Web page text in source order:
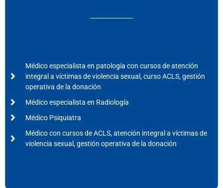
Médico especialista en patología con cursos de atención
integral a víctimas de violencia sexual, curso ACLS, gestión
operativa de la donación
Médico especialista en Radiología
Médico Psiquiatra
Médico con cursos de ACLS, atención integral a víctimas de
violencia sexual, gestión operativa de la donación